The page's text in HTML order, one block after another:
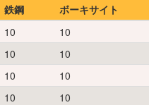
鉄鋼 ボーキサイト
10 10
10 10
10 10
10 10